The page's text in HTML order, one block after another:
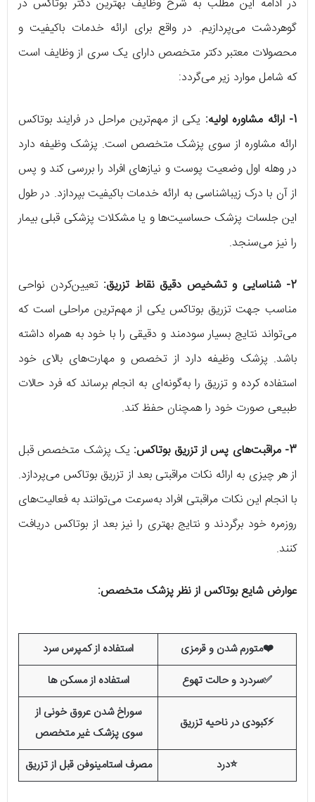
در ادامه این مطلب به شرح وظایف بهترین دکتر بوتاکس در
گوهردشت می‌پردازیم. در واقع برای ارائه خدمات باکیفیت و
محصولات معتبر دکتر متخصص دارای یک سری از وظایف است
که شامل موارد زیر می‌گردد:
1- ارائه مشاوره اولیه:
یکی از مهم‌ترین مراحل در فرایند بوتاکس
ارائه مشاوره از سوی پزشک متخصص است. پزشک وظیفه دارد
در وهله اول وضعیت پوست و نیازهای افراد را بررسی کند و پس
از آن با درک زیباشناسی به ارائه خدمات باکیفیت بپردازد. در طول
این جلسات پزشک حساسیت‌ها و یا مشکلات پزشکی قبلی بیمار
را نیز می‌سنجد.
2- شناسایی و تشخیص دقیق نقاط تزریق:
تعیین‌کردن نواحی
مناسب جهت تزریق بوتاکس یکی از مهم‌ترین مراحلی است که
می‌تواند نتایج بسیار سودمند و دقیقی را با خود به همراه داشته
باشد. پزشک وظیفه دارد از تخصص و مهارت‌های بالای خود
استفاده کرده و تزریق را به‌گونه‌ای به انجام برساند که فرد حالات
طبیعی صورت خود را همچنان حفظ کند.
3- مراقبت‌های پس از تزریق بوتاکس:
یک پزشک متخصص قبل
از هر چیزی به ارائه نکات مراقبتی بعد از تزریق بوتاکس می‌پردازد.
با انجام این نکات مراقبتی افراد به‌سرعت می‌توانند به فعالیت‌های
روزمره خود برگردند و نتایج بهتری را نیز بعد از بوتاکس دریافت
کنند.
عوارض شایع بوتاکس از نظر پزشک متخصص:
❤️متورم شدن و قرمزی
استفاده از کمپرس سرد
✅سردرد و حالت تهوع
استفاده از مسکن ها
⚡کبودی در ناحیه تزریق
سوراخ شدن عروق خونی از
سوی پزشک غیر متخصص
⭐درد
مصرف استامینوفن قبل از تزریق